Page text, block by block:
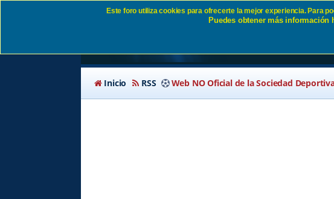
Identificarse SD Eibar
Inicio RSS Web NO Oficial de la Sociedad
Este foro utiliza cookies para ofrecerte la mejor experiencia. Para
Puedes obtener más